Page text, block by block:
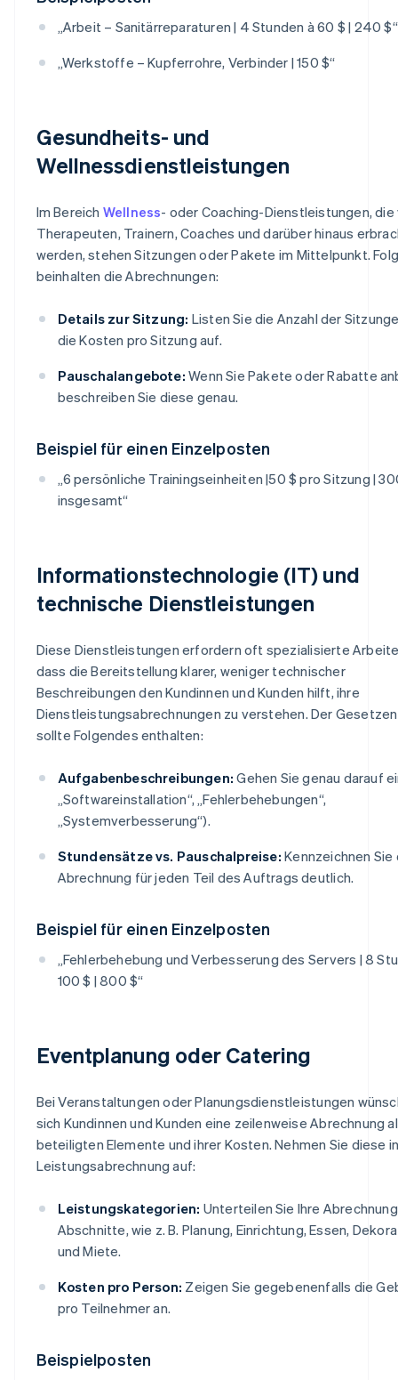
„Arbeit – Sanitärreparaturen | 4 Stunden à 60 $ | 240 $“
„Werkstoffe – Kupferrohre, Verbinder | 150 $“
Gesundheits- und
Wellnessdienstleistungen
Im Bereich Wellness- oder Coaching-Dienstleistungen, die
Therapeuten, Trainern, Coaches und darüber hinaus
werden, stehen Sitzungen oder Pakete im Mittelpunkt.
beinhalten die Abrechnungen:
Details zur Sitzung: Listen Sie die Anzahl der
die Kosten pro Sitzung auf.
Pauschalangebote: Wenn Sie Pakete oder Rabatte
beschreiben Sie diese genau.
Beispiel für einen Einzelposten
„6 persönliche Trainingseinheiten |50 $ pro Sitzung |
insgesamt“
Informationstechnologie (IT) und
technische Dienstleistungen
Diese Dienstleistungen erfordern oft spezialisierte
dass die Bereitstellung klarer, weniger technischer
Beschreibungen den Kundinnen und Kunden hilft, ihre
Dienstleistungsabrechnungen zu verstehen. Der
sollte Folgendes enthalten:
Aufgabenbeschreibungen: Gehen Sie genau darauf
„Softwareinstallation“, „Fehlerbehebungen“,
„Systemverbesserung“).
Stundensätze vs. Pauschalpreise: Kennzeichnen Sie
Abrechnung für jeden Teil des Auftrags deutlich.
Beispiel für einen Einzelposten
„Fehlerbehebung und Verbesserung des Servers | 8
100 $ | 800 $“
Eventplanung oder Catering
Bei Veranstaltungen oder Planungsdienstleistungen
sich Kundinnen und Kunden eine zeilenweise Abrechnung
beteiligten Elemente und ihrer Kosten. Nehmen Sie diese
Leistungsabrechnung auf:
Leistungskategorien: Unterteilen Sie Ihre
Abschnitte, wie z. B. Planung, Einrichtung, Essen,
und Miete.
Kosten pro Person: Zeigen Sie gegebenenfalls die
pro Teilnehmer an.
Beispielposten